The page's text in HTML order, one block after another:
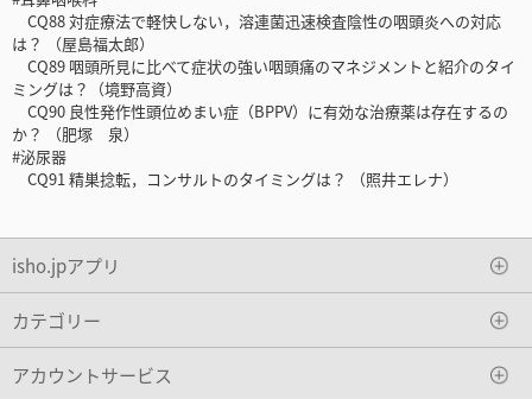
CQ88 対症療法で軽快しない，溶連菌迅速検査陰性の咽頭炎への対応
は？ （屋島福太郎）
CQ89 咽頭所見に比べて症状の強い咽頭痛のマネジメントと紹介のタイ
ミングは？（境野高資）
CQ90 良性発作性頭位めまい症（BPPV）に有効な治療薬は存在するの
か？ （肥塚 泉）
#泌尿器
CQ91 精巣捻転，コンサルトのタイミングは？ （照井エレナ）
isho.jpアプリ
カテゴリー
アカウントサービス